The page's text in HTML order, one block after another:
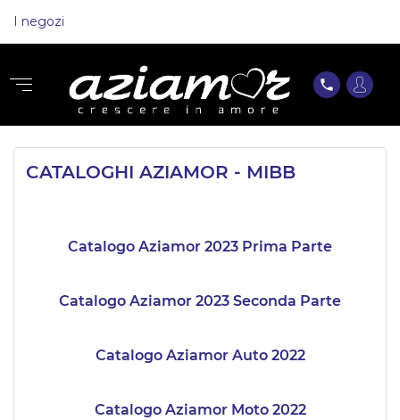
I negozi
phone
CATALOGHI AZIAMOR - MIBB
Catalogo Aziamor 2023 Prima Parte
Catalogo Aziamor 2023 Seconda Parte
Catalogo Aziamor Auto 2022
Catalogo Aziamor Moto 2022